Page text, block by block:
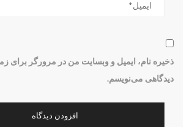
ذخیره نام، ایمیل و وبسایت من در مرورگر برای
دیدگاهی می‌نویسم.